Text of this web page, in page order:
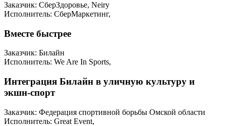
Заказчик: СберЗдоровье, Neiry
Исполнитель: СберМаркетинг,
Вместе быстрее
Заказчик: Билайн
Исполнитель: We Are In Sports,
Интеграция Билайн в уличную культуру и
экшн-спорт
Заказчик: Федерация спортивной борьбы Омской области
Исполнитель: Great Event,